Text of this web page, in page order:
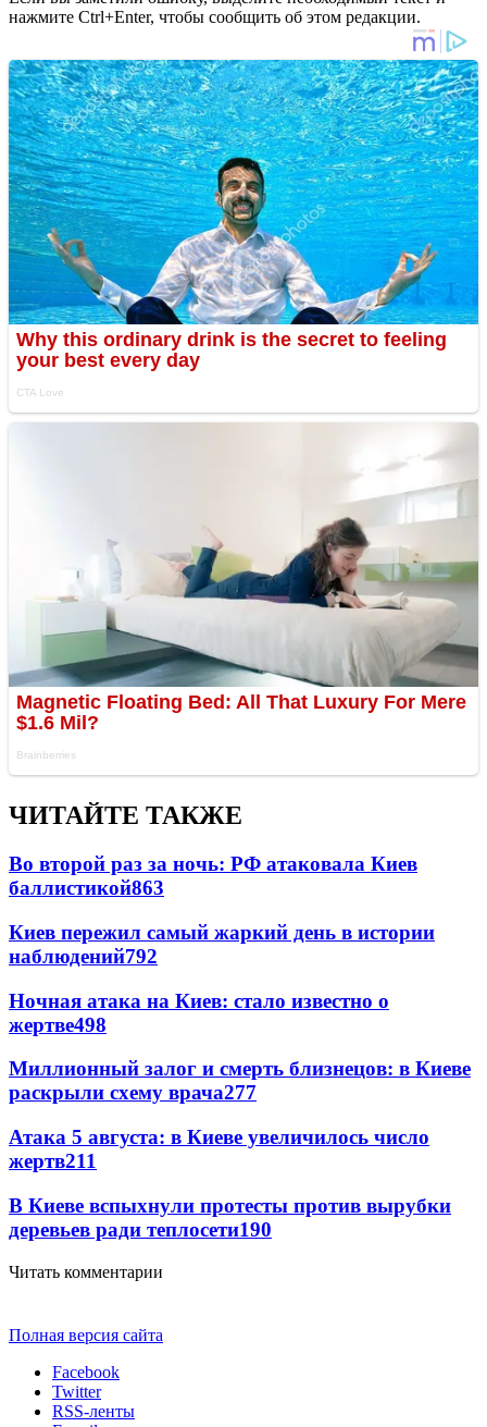
нажмите Ctrl+Enter, чтобы сообщить об этом редакции.
ЧИТАЙТЕ ТАКЖЕ
Во второй раз за ночь: РФ атаковала Киев
баллистикой863
Киев пережил самый жаркий день в истории
наблюдений792
Ночная атака на Киев: стало известно о
жертве498
Миллионный залог и смерть близнецов: в Киеве
раскрыли схему врача277
Атака 5 августа: в Киеве увеличилось число
жертв211
В Киеве вспыхнули протесты против вырубки
деревьев ради теплосети190
Читать комментарии
Полная версия сайта
Facebook
Twitter
RSS-ленты